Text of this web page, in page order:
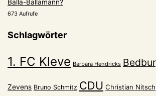
Balla-Ballamann?
673 Aufrufe
Schlagwörter
1. FC Kleve Barbara Hendricks
Zevens Bruno Schmitz CDU Christian Nitsch